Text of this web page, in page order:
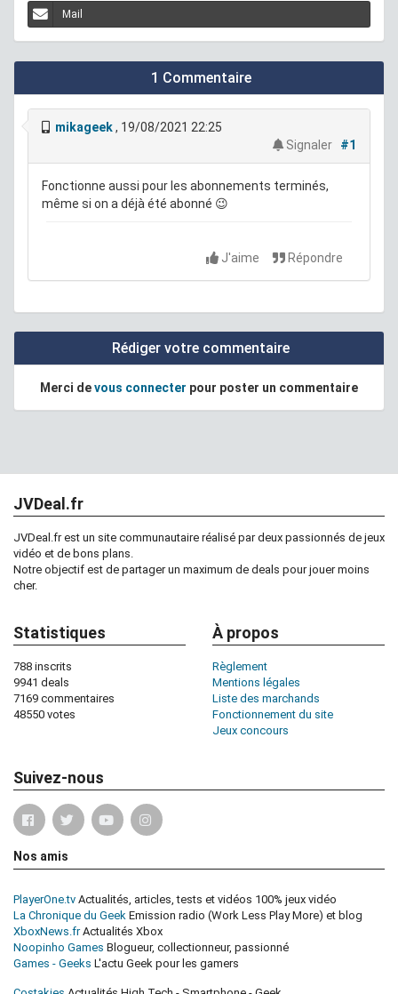
Mail
1 Commentaire
mikageek, 19/08/2021 22:25
Signaler
#1
Fonctionne aussi pour les abonnements terminés,
même si on a déjà été abonné 😉
J'aime Répondre
Rédiger votre commentaire
Merci devous connecter pour poster un commentaire
JVDeal.fr
JVDeal.fr est un site communautaire réalisé par deux passionnés de jeux
vidéo et de bons plans.
Notre objectif est de partager un maximum de deals pour jouer moins
cher.
Statistiques
788 inscrits
9941 deals
7169 commentaires
48550 votes
À propos
Règlement
Mentions légales
Liste des marchands
Fonctionnement du site
Jeux concours
Suivez-nous
Nos amis
PlayerOne.tv Actualités, articles, tests et vidéos 100% jeux vidéo
La Chronique du Geek Emission radio (Work Less Play More) et blog
XboxNews.frActualités Xbox
Noopinho Games Blogueur, collectionneur, passionné
Games - Geeks L'actu Geek pour les gamers